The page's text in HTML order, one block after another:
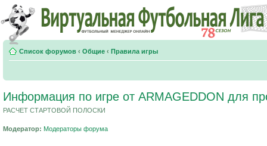
Список форумов ‹ Общие ‹ Правила игры
Информация по игре от ARMAGEDDON для
РАСЧЕТ СТАРТОВОЙ ПОЛОСКИ
Модератор: Модераторы форума